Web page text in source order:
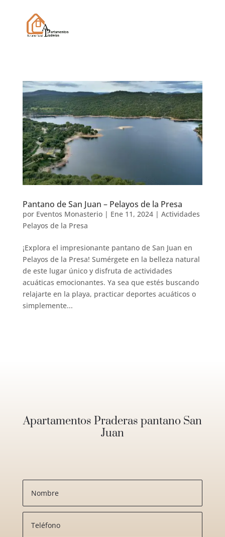
Pantano de San Juan – Pelayos de la Presa
por Eventos Monasterio| Ene 11, 2024| Actividades
Pelayos de la Presa
¡Explora el impresionante pantano de San Juan en
Pelayos de la Presa! Sumérgete en la belleza natural
de este lugar único y disfruta de actividades
acuáticas emocionantes. Ya sea que estés buscando
relajarte en la playa, practicar deportes acuáticos o
simplemente...
Apartamentos Praderas pantano San
Juan